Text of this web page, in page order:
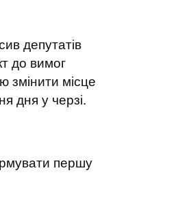
депутатів
до вимог
змінити місце
дня у черзі.
першу